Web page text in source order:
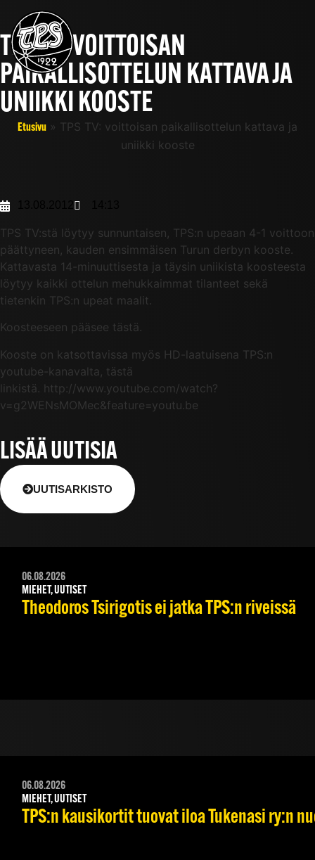
TPS TV: VOITTOISAN
PAIKALLISOTTELUN KATTAVA JA
UNIIKKI KOOSTE
Etusivu » TPS TV: voittoisan paikallisottelun kattava ja
uniikki kooste
TPS TV:stä löytyy sunnuntaisen, TPS:n upeaan 4-1 voittoon
päättyneen, kauden ensimmäisen Turun derbyn kooste.
Kattavasta 14-minuuttisesta ja täysin uniikista koosteesta
löytyy kaikki ottelun mehukkaimmat tilanteet sekä
tietenkin TPS:n upeat maalit.
Koosteeseen pääsee tästä.
Kooste on katsottavissa myös HD-laatuisena TPS:n
youtube-kanavalta, tästä
linkistä. http://www.youtube.com/watch?
v=g2WENsMOMec&feature=youtu.be
LISÄÄ UUTISIA
UUTISARKISTO
06.08.2026
MIEHET, UUTISET
Theodoros Tsirigotis ei jatka TPS:n riveissä
06.08.2026
MIEHET, UUTISET
TPS:n kausikortit tuovat iloa Tukenasi ry:n